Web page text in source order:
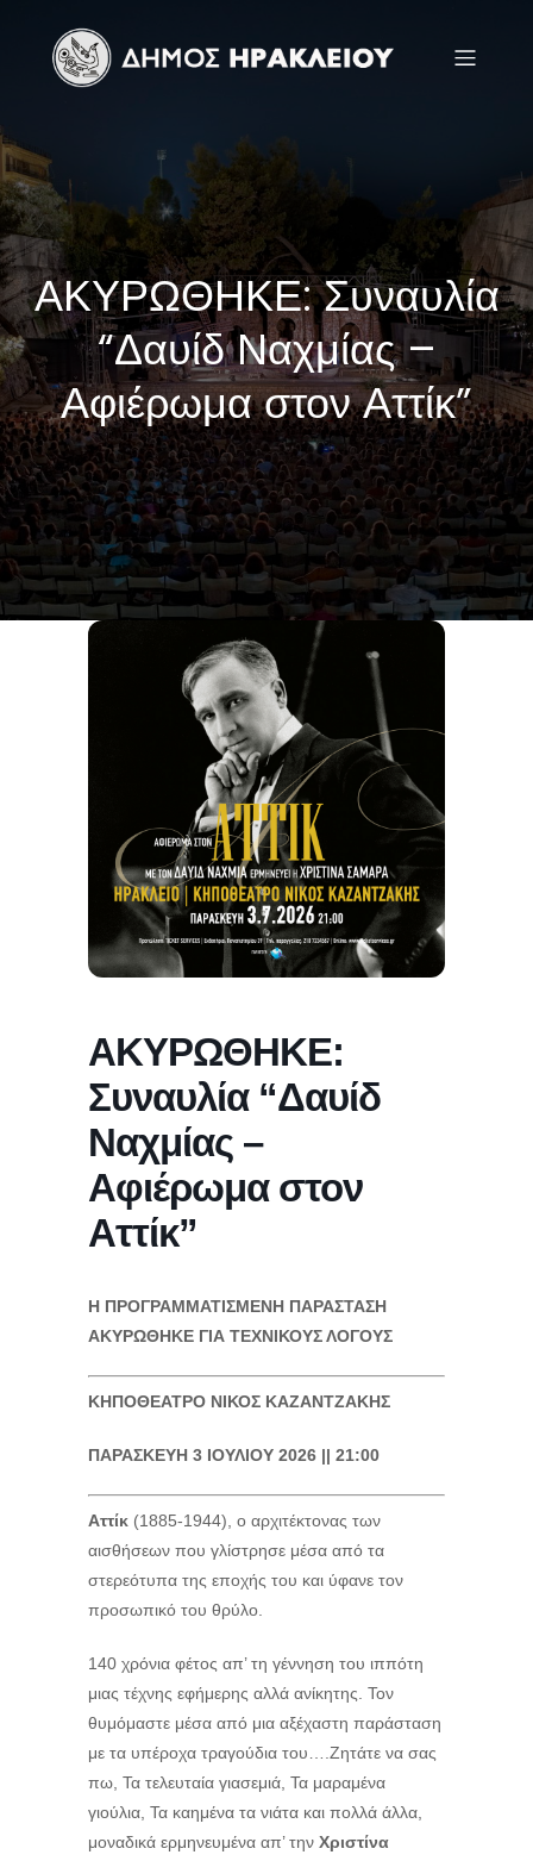
ΑΚΥΡΩΘΗΚΕ: Συναυλία
“Δαυίδ Ναχμίας –
Αφιέρωμα στον Αττίκ”
ΑΚΥΡΩΘΗΚΕ:
Συναυλία “Δαυίδ
Ναχμίας –
Αφιέρωμα στον
Αττίκ”
Η ΠΡΟΓΡΑΜΜΑΤΙΣΜΕΝΗ ΠΑΡΑΣΤΑΣΗ
ΑΚΥΡΩΘΗΚΕ ΓΙΑ ΤΕΧΝΙΚΟΥΣ ΛΟΓΟΥΣ
ΚΗΠΟΘΕΑΤΡΟ ΝΙΚΟΣ ΚΑΖΑΝΤΖΑΚΗΣ
ΠΑΡΑΣΚΕΥΗ 3 ΙΟΥΛΙΟΥ 2026 || 21:00
Αττίκ (1885-1944), ο αρχιτέκτονας των
αισθήσεων που γλίστρησε μέσα από τα
στερεότυπα της εποχής του και ύφανε τον
προσωπικό του θρύλο.
140 χρόνια φέτος απ’ τη γέννηση του ιππότη
μιας τέχνης εφήμερης αλλά ανίκητης. Τον
θυμόμαστε μέσα από μια αξέχαστη παράσταση
με τα υπέροχα τραγούδια του….Ζητάτε να σας
πω, Τα τελευταία γιασεμιά, Τα μαραμένα
γιούλια, Τα καημένα τα νιάτα και πολλά άλλα,
μοναδικά ερμηνευμένα απ’ την Χριστίνα